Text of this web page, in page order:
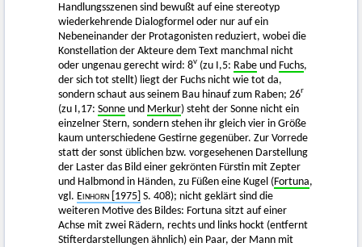
Handlungsszenen sind bewußt auf eine stereotyp
wiederkehrende Dialogformel oder nur auf ein
Nebeneinander der Protagonisten reduziert, wobei die
Konstellation der Akteure dem Text manchmal nicht
oder ungenau gerecht wird: 8v (zu I,5: Rabe und Fuchs,
der sich tot stellt) liegt der Fuchs nicht wie tot da,
sondern schaut aus seinem Bau hinauf zum Raben; 26r
(zu I,17: Sonne und Merkur) steht der Sonne nicht ein
einzelner Stern, sondern stehen ihr gleich vier in Größe
kaum unterschiedene Gestirne gegenüber. Zur Vorrede
statt der sonst üblichen bzw. vorgesehenen Darstellung
der Laster das Bild einer gekrönten Fürstin mit Zepter
und Halbmond in Händen, zu Füßen eine Kugel (Fortuna,
vgl. Einhorn [1975] S. 408); nicht geklärt sind die
weiteren Motive des Bildes: Fortuna sitzt auf einer
Achse mit zwei Rädern, rechts und links hockt (entfernt
Stifterdarstellungen ähnlich) ein Paar, der Mann mit